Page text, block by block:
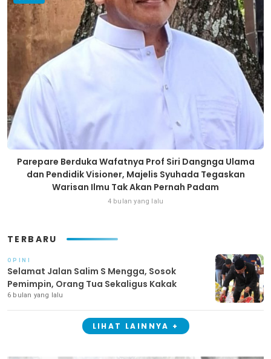
Parepare Berduka Wafatnya Prof Siri Dangnga Ulama
dan Pendidik Visioner, Majelis Syuhada Tegaskan
Warisan Ilmu Tak Akan Pernah Padam
4 bulan yang lalu
TERBARU
OPINI
Selamat Jalan Salim S Mengga, Sosok
Pemimpin, Orang Tua Sekaligus Kakak
6 bulan yang lalu
LIHAT LAINNYA +